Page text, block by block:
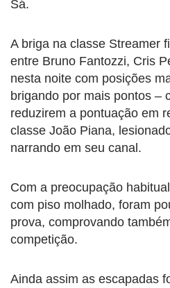
Sá.
A briga na classe Streamer
entre Bruno Fantozzi, Cris
nesta noite com posições
brigando por mais pontos –
reduzirem a pontuação em
classe João Piana,
narrando em seu canal.
Com a preocupação
com piso molhado, foram
prova, comprovando
competição.
Ainda assim as escapadas